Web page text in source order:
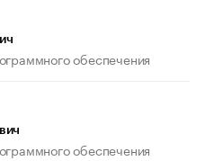
обеспечения
обеспечения